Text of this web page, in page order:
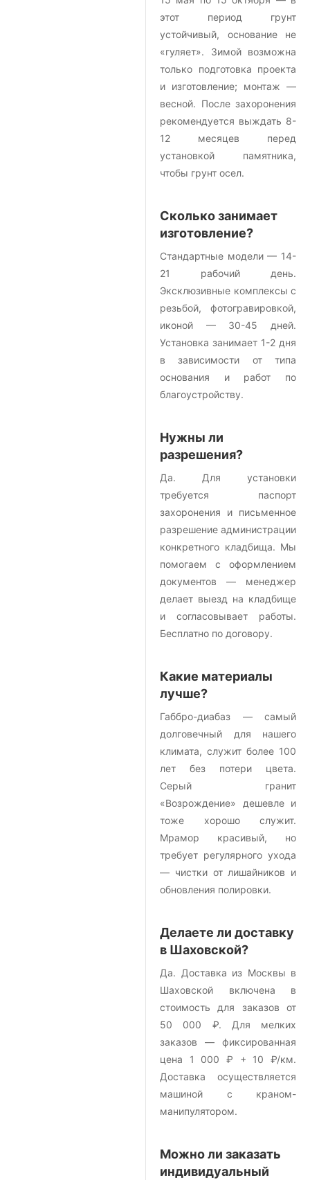
этот период грунт
устойчивый, основание не
«гуляет». Зимой возможна
только подготовка проекта
и изготовление; монтаж —
весной. После захоронения
рекомендуется выждать 8-
12 месяцев перед
установкой памятника,
чтобы грунт осел.
Сколько занимает
изготовление?
Стандартные модели — 14-
21 рабочий день.
Эксклюзивные комплексы с
резьбой, фотогравировкой,
иконой — 30-45 дней.
Установка занимает 1-2 дня
в зависимости от типа
основания и работ по
благоустройству.
Нужны ли
разрешения?
Да. Для установки
требуется паспорт
захоронения и письменное
разрешение администрации
конкретного кладбища. Мы
помогаем с оформлением
документов — менеджер
делает выезд на кладбище
и согласовывает работы.
Бесплатно по договору.
Какие материалы
лучше?
Габбро-диабаз — самый
долговечный для нашего
климата, служит более 100
лет без потери цвета.
Серый гранит
«Возрождение» дешевле и
тоже хорошо служит.
Мрамор красивый, но
требует регулярного ухода
— чистки от лишайников и
обновления полировки.
Делаете ли доставку
в Шаховской?
Да. Доставка из Москвы в
Шаховской включена в
стоимость для заказов от
50 000 ₽. Для мелких
заказов — фиксированная
цена 1 000 ₽ + 10 ₽/км.
Доставка осуществляется
машиной с краном-
манипулятором.
Можно ли заказать
индивидуальный